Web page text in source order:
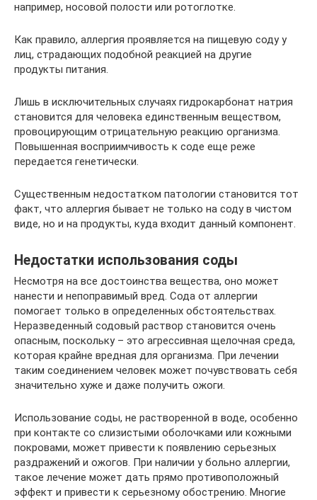
например, носовой полости или ротоглотке.
Как правило, аллергия проявляется на пищевую соду у
лиц, страдающих подобной реакцией на другие
продукты питания.
Лишь в исключительных случаях гидрокарбонат натрия
становится для человека единственным веществом,
провоцирующим отрицательную реакцию организма.
Повышенная восприимчивость к соде еще реже
передается генетически.
Существенным недостатком патологии становится тот
факт, что аллергия бывает не только на соду в чистом
виде, но и на продукты, куда входит данный компонент.
Недостатки использования соды
Несмотря на все достоинства вещества, оно может
нанести и непоправимый вред. Сода от аллергии
помогает только в определенных обстоятельствах.
Неразведенный содовый раствор становится очень
опасным, поскольку – это агрессивная щелочная среда,
которая крайне вредная для организма. При лечении
таким соединением человек может почувствовать себя
значительно хуже и даже получить ожоги.
Использование соды, не растворенной в воде, особенно
при контакте со слизистыми оболочками или кожными
покровами, может привести к появлению серьезных
раздражений и ожогов. При наличии у больно аллергии,
такое лечение может дать прямо противоположный
эффект и привести к серьезному обострению. Многие